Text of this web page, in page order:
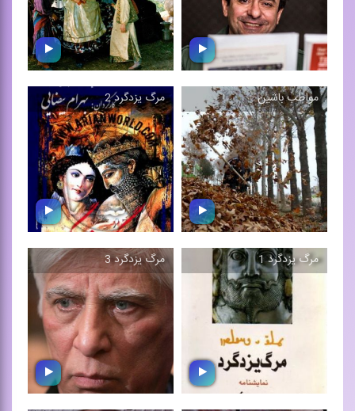
سرزمین پدری
قسمت‌هایی از موسیقی
فیلمی به همین نام به
كارگردانی ...
موشك كاغذی
موسیقی فیلم ، 1383
مواظب باشین
مواظب باشین
موسیقی فیلم اجرای اركستر
مجلسی
مرگ یزدگرد 2
مرگ یزدگرد 2
موسیقی فیلم اثر بابك بیات
مرگ یزدگرد 1 مرگ یزدگرد 3